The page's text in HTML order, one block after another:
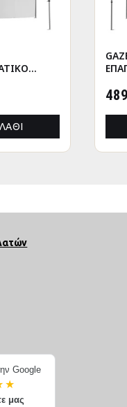
Google
μας